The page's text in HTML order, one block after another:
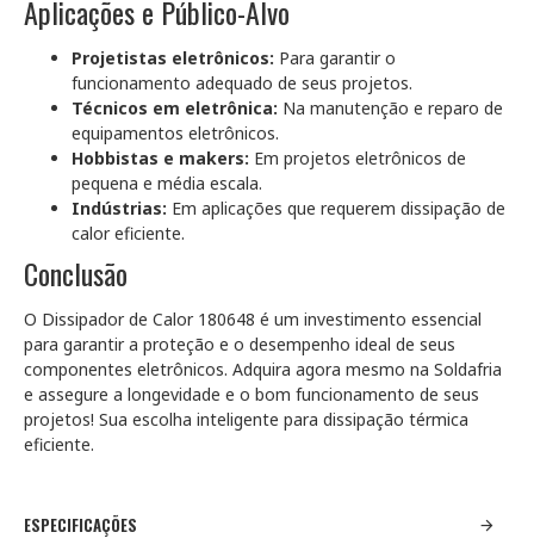
Aplicações e Público-Alvo
Projetistas eletrônicos: Para garantir o
funcionamento adequado de seus projetos.
Técnicos em eletrônica: Na manutenção e reparo de
equipamentos eletrônicos.
Hobbistas e makers: Em projetos eletrônicos de
pequena e média escala.
Indústrias: Em aplicações que requerem dissipação de
calor eficiente.
Conclusão
O Dissipador de Calor 180648 é um investimento essencial
para garantir a proteção e o desempenho ideal de seus
componentes eletrônicos. Adquira agora mesmo na Soldafria
e assegure a longevidade e o bom funcionamento de seus
projetos! Sua escolha inteligente para dissipação térmica
eficiente.
ESPECIFICAÇÕES